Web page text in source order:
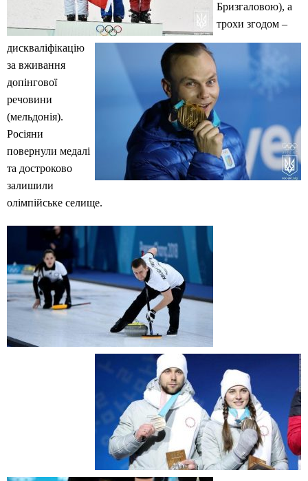
Бризгаловою), а
трохи згодом –
дискваліфікацію
за вживання
допінгової
речовини
(мельдонія).
Росіяни
повернули медалі
та достроково
залишили
олімпійське селище.